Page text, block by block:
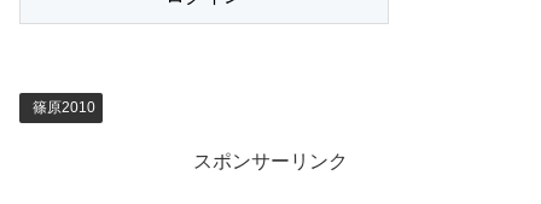
篠原2010
スポンサーリンク